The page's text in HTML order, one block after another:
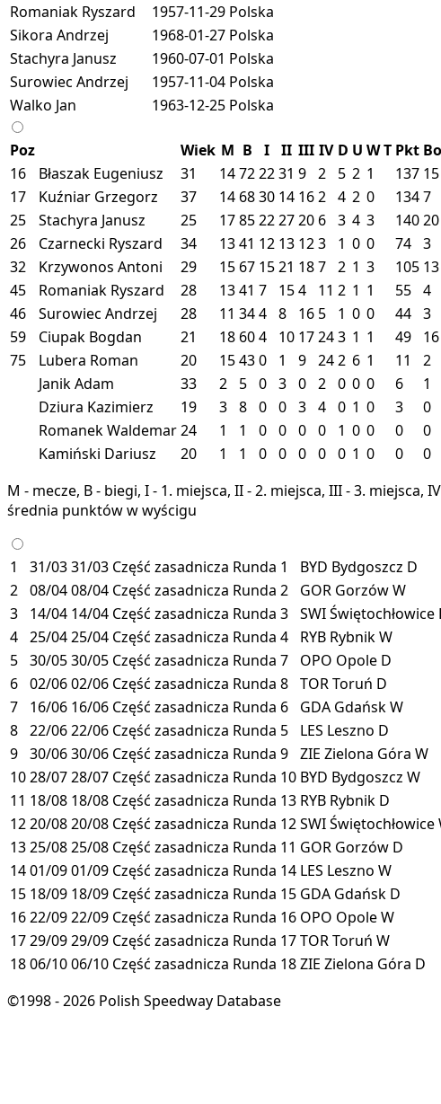
Romaniak Ryszard
1957-11-29 Polska
Sikora Andrzej
1968-01-27 Polska
Stachyra Janusz
1960-07-01 Polska
Surowiec Andrzej
1957-11-04 Polska
Walko Jan
1963-12-25 Polska
Poz Wiek M B I II III IV D U WT Pkt
16
Błaszak Eugeniusz 31 14722231 9 2 5 2 1 137 15
17
Kuźniar Grzegorz 37 14 6830 14 162 4 2 0 1347
25
Stachyra Janusz 25 1785222720 6 3 4 3 14020
26
Czarnecki Ryszard 34 1341 12 13 123 1 0 0 74 3
32
Krzywonos Antoni 29 15 67 1521 187 2 1 3 105 13
45
Romaniak Ryszard 28 1341 7 154 11 2 1 1 55 4
46
Surowiec Andrzej 28 11 344 8 16 5 1 0 0 44 3
59
Ciupak Bogdan 21 18 604 10 17243 1 1 49 16
75
Lubera Roman 20 15430 1 9 242 6 1 11 2
Janik Adam
33 2 5 0 3 0 2 0 0 0 6 1
Dziura Kazimierz
19 3 8 0 0 3 4 0 1 0 3 0
Romanek Waldemar24 1 1 0 0 0 0 1 0 0 0 0
Kamiński Dariusz
20 1 1 0 0 0 0 0 1 0 0 0
M - mecze, B - biegi, I - 1. miejsca, II - 2. miejsca, III - 3. miejsca,
średnia punktów w wyścigu
1 31/0331/03 Część zasadnicza Runda 1 BYD Bydgoszcz D
2 08/0408/04 Część zasadnicza Runda 2 GOR GorzówW
3
14/04 14/04 Część zasadnicza Runda 3 SWIŚwiętochłowice
4 25/0425/04 Część zasadnicza Runda 4 RYB RybnikW
5 30/0530/05 Część zasadnicza Runda 7 OPO Opole D
6 02/0602/06 Część zasadnicza Runda 8 TORToruń D
7
16/06 16/06 Część zasadnicza Runda 6 GDA GdańskW
8 22/0622/06 Część zasadnicza Runda 5 LES Leszno D
9 30/0630/06 Część zasadnicza Runda 9 ZIE Zielona Góra W
1028/0728/07 Część zasadnicza Runda 10 BYD Bydgoszcz W
11 18/08 18/08 Część zasadnicza Runda 13 RYB Rybnik D
1220/0820/08 Część zasadnicza Runda 12SWIŚwiętochłowice
1325/0825/08 Część zasadnicza Runda 11 GOR Gorzów D
1401/0901/09 Część zasadnicza Runda 14 LES Leszno W
15 18/09 18/09 Część zasadnicza Runda 15 GDA Gdańsk D
1622/0922/09 Część zasadnicza Runda 16 OPO OpoleW
1729/0929/09 Część zasadnicza Runda 17TORToruń W
1806/1006/10 Część zasadnicza Runda 18ZIE Zielona Góra D
©1998 - 2026 Polish Speedway Database